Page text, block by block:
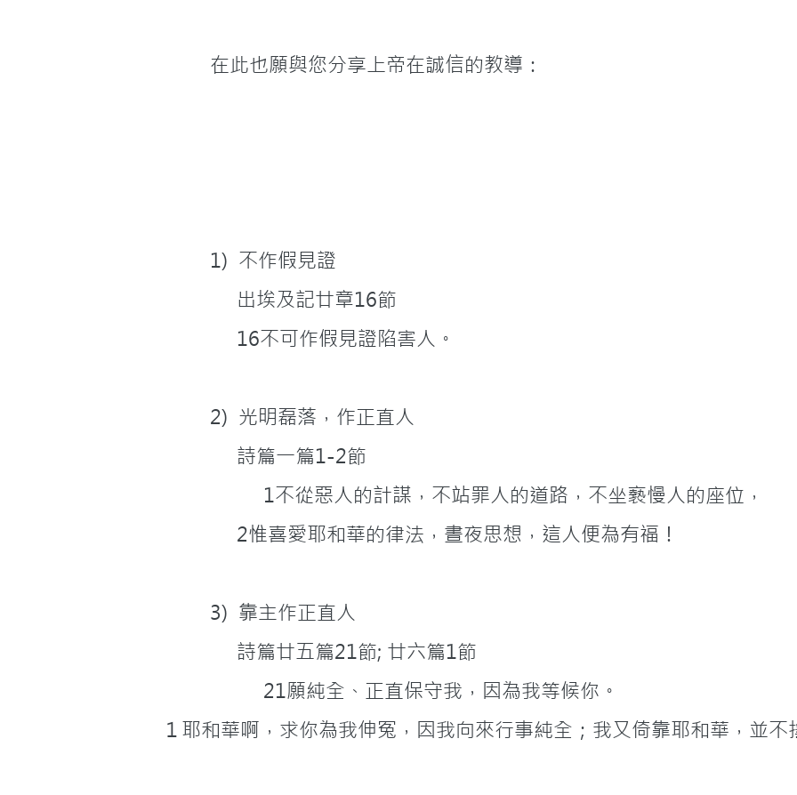
         在此也願與您分享上帝在誠信的教導：
         1)  不作假見證
              出埃及記廿章16節
              16不可作假見證陷害人。
         2)  光明磊落，作正直人
              詩篇一篇1-2節
                   1不從惡人的計謀，不站罪人的道路，不坐褻慢人的座位，
              2惟喜愛耶和華的律法，晝夜思想，這人便為有福！
         3)  靠主作正直人
              詩篇廿五篇21節; 廿六篇1節
                   21願純全、正直保守我，因為我等候你。
１耶和華啊，求你為我伸冤，因我向來行事純全；我又倚靠耶和華，並不